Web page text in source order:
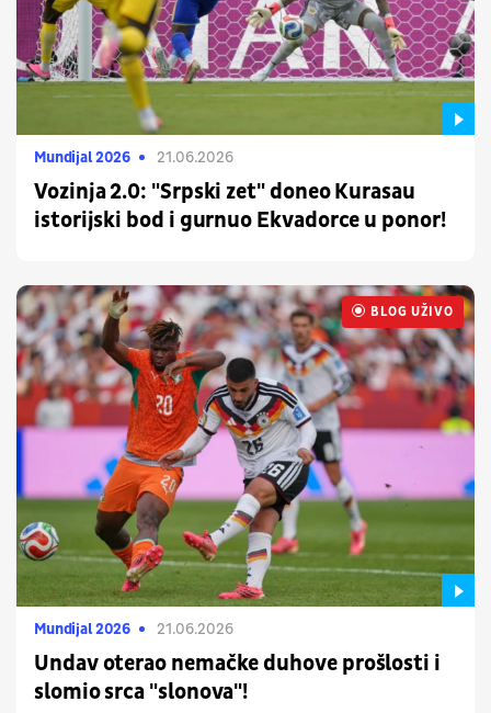
Mundijal 2026 21.06.2026
Vozinja 2.0: "Srpski zet" doneo Kurasau
istorijski bod i gurnuo Ekvadorce u ponor!
Mundijal 2026 21.06.2026
Undav oterao nemačke duhove prošlosti i
slomio srca "slonova"!
UŽIVO
BLOG UŽIVO